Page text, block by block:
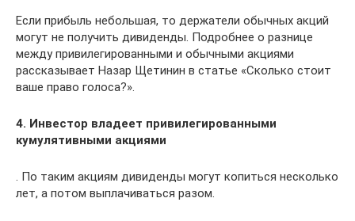
Если прибыль небольшая, то держатели обычных акций
могут не получить дивиденды. Подробнее о разнице
между привилегированными и обычными акциями
рассказывает Назар Щетинин в статье «Сколько стоит
ваше право голоса?».
4. Инвестор владеет привилегированными
кумулятивными акциями
. По таким акциям дивиденды могут копиться несколько
лет, а потом выплачиваться разом.